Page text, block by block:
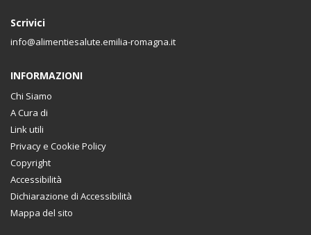
Scrivici
info@alimentiesalute.emilia-romagna.it
INFORMAZIONI
Chi Siamo
A Cura di
Link utili
Privacy e Cookie Policy
Copyright
Accessibilità
Dichiarazione di Accessibilità
Mappa del sito